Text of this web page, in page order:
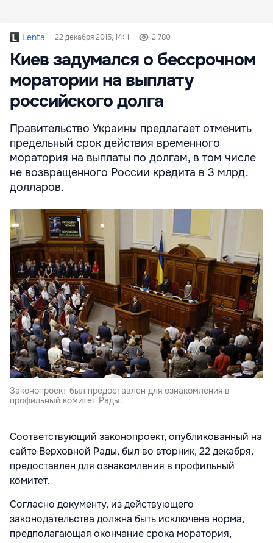
Lenta 22 декабря 2015, 14:11 2 780
Киев задумался о бессрочном
моратории на выплату
российского долга
Правительство Украины предлагает отменить
предельный срок действия временного
моратория на выплаты по долгам, в том числе
не возвращенного России кредита в 3 млрд.
долларов.
Законопроект был предоставлен для ознакомления в
профильный комитет Рады.
Соответствующий законопроект, опубликованный на
сайте Верховной Рады, был во вторник, 22 декабря,
предоставлен для ознакомления в профильный
комитет.
Согласно документу, из действующего
законодательства должна быть исключена норма,
предполагающая окончание срока моратория,